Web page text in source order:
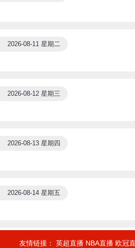
2026-08-11 星期二
2026-08-12 星期三
2026-08-13 星期四
2026-08-14 星期五
友情链接： 英超直播 NBA直播 欧冠